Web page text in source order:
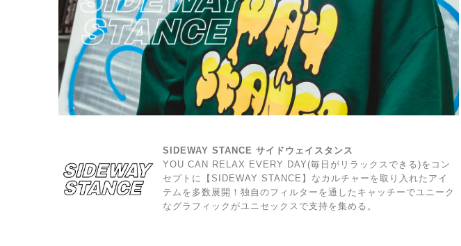
SIDEWAY STANCE サイドウェイスタンス
YOU CAN RELAX EVERY DAY(毎日がリラックスできる)をコン
セプトに【SIDEWAY STANCE】なカルチャーを取り入れたアイ
テムを多数展開！独自のフィルターを通したキャッチーでユニーク
なグラフィックがユニセックスで支持を集める。